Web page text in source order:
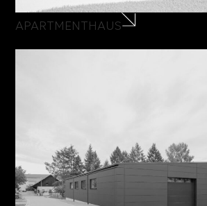
APARTMENTHAUS